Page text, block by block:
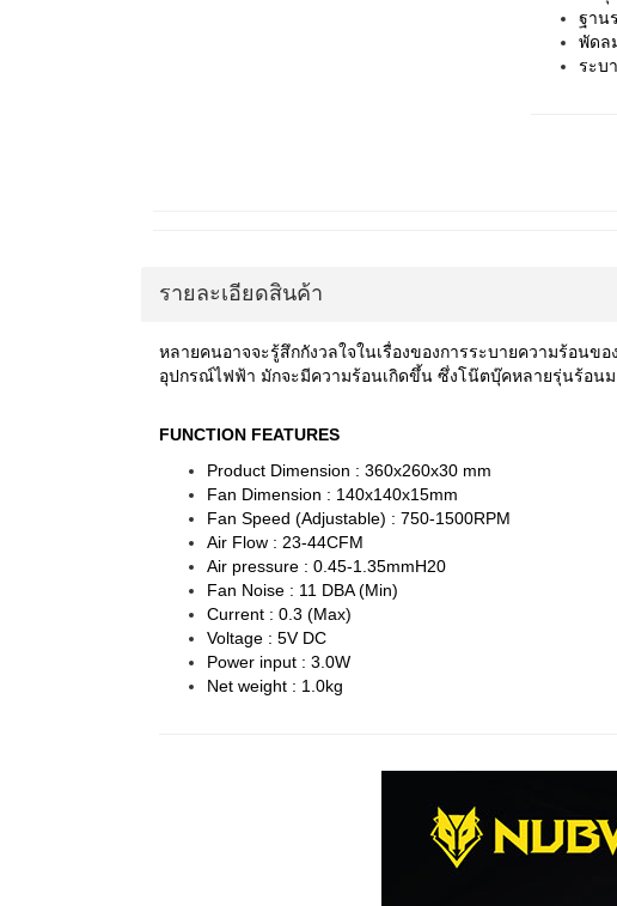
ฐาน
พัดล
ระบ
รายละเอียดสินค้า
หลายคนอาจจะรู้สึกกังวลใจในเรื่องของการระบายความร้อน
อุปกรณ์ไฟฟ้า มักจะมีความร้อนเกิดขึ้น ซึ่งโน๊ตบุ๊คหลายรุ่นร้อนม
FUNCTION FEATURES
Product Dimension : 360x260x30 mm
Fan Dimension : 140x140x15mm
Fan Speed (Adjustable) : 750-1500RPM
Air Flow : 23-44CFM
Air pressure : 0.45-1.35mmH20
Fan Noise : 11 DBA (Min)
Current : 0.3 (Max)
Voltage : 5V DC
Power input : 3.0W
Net weight : 1.0kg